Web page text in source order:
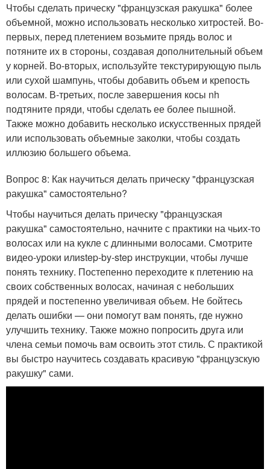
Чтобы сделать прическу "французская ракушка" более
объемной, можно использовать несколько хитростей. Во-
первых, перед плетением возьмите прядь волос и
потяните их в стороны, создавая дополнительный объем
у корней. Во-вторых, используйте текстурирующую пыль
или сухой шампунь, чтобы добавить объем и крепость
волосам. В-третьих, после завершения косы nh
подтяните пряди, чтобы сделать ее более пышной.
Также можно добавить несколько искусственных прядей
или использовать объемные заколки, чтобы создать
иллюзию большего объема.
Вопрос 8: Как научиться делать прическу "французская
ракушка" самостоятельно?
Чтобы научиться делать прическу "французская
ракушка" самостоятельно, начните с практики на чьих-то
волосах или на кукле с длинными волосами. Смотрите
видео-уроки илиstep-by-step инструкции, чтобы лучше
понять технику. Постепенно переходите к плетению на
своих собственных волосах, начиная с небольших
прядей и постепенно увеличивая объем. Не бойтесь
делать ошибки — они помогут вам понять, где нужно
улучшить технику. Также можно попросить друга или
члена семьи помочь вам освоить этот стиль. С практикой
вы быстро научитесь создавать красивую "французскую
ракушку" сами.